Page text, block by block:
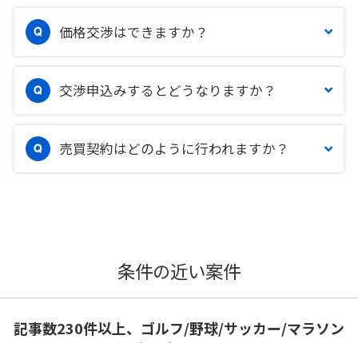
価格交渉はできますか？
交渉申込みするとどうなりますか？
売買契約はどのように行われますか？
条件の近い案件
記事数230件以上、ゴルフ/野球/サッカー/マラソン